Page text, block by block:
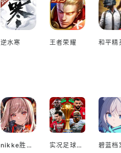
逆水寒 王者荣耀 和平精
nikke胜利女神国际服 实况足球2022手游